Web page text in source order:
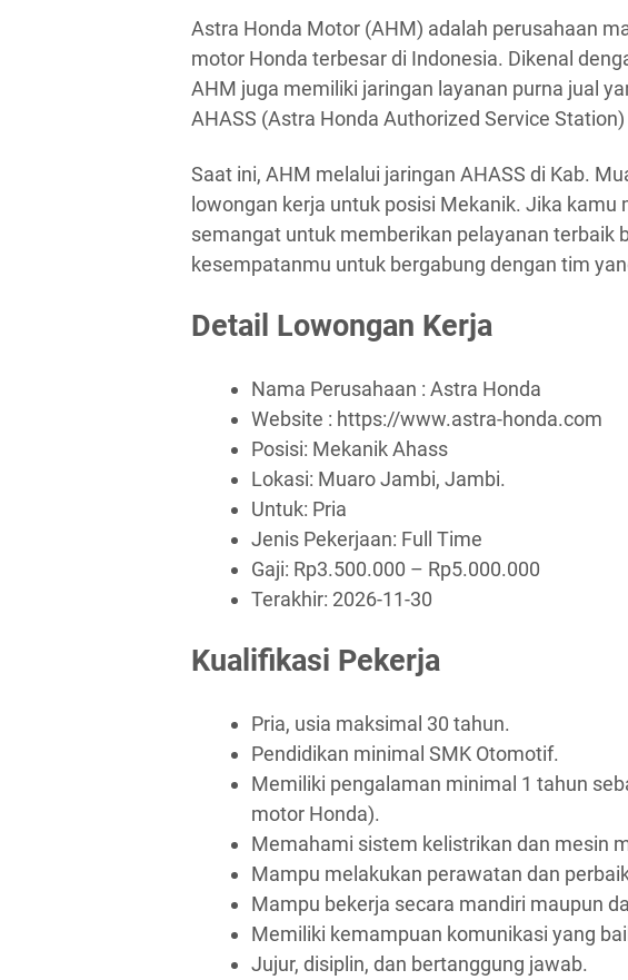
Astra Honda Motor (AHM) adalah perusahaan
motor Honda terbesar di Indonesia. Dikenal
AHM juga memiliki jaringan layanan purna jual
AHASS (Astra Honda Authorized Service
Saat ini, AHM melalui jaringan AHASS di Kab.
lowongan kerja untuk posisi Mekanik. Jika kamu
semangat untuk memberikan pelayanan terbaik
kesempatanmu untuk bergabung dengan tim
Detail Lowongan Kerja
Nama Perusahaan : Astra Honda
Website : https://www.astra-honda.com
Posisi: Mekanik Ahass
Lokasi: Muaro Jambi, Jambi.
Untuk: Pria
Jenis Pekerjaan: Full Time
Gaji: Rp3.500.000 – Rp5.000.000
Terakhir: 2026-11-30
Kualifikasi Pekerja
Pria, usia maksimal 30 tahun.
Pendidikan minimal SMK Otomotif.
Memiliki pengalaman minimal 1 tahun
motor Honda).
Memahami sistem kelistrikan dan mesin
Mampu melakukan perawatan dan
Mampu bekerja secara mandiri maupun
Memiliki kemampuan komunikasi yang
Jujur, disiplin, dan bertanggung jawab.